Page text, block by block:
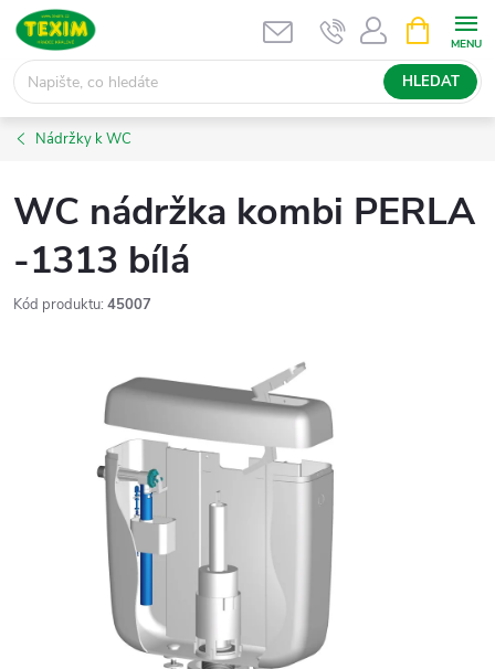
Přejít
obsah
HLEDAT
NÁKUPNÍ
KOŠÍK
Nádržky k WC
WC nádržka kombi PERLA
-1313 bílá
Kód produktu: 45007